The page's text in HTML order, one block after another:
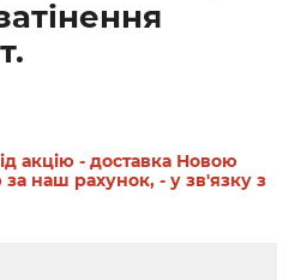
акцію - доставка Новою
наш рахунок, - у зв'язку з